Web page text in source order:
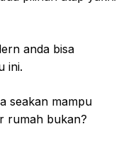
anda bisa
ini.
seakan mampu
rumah bukan?